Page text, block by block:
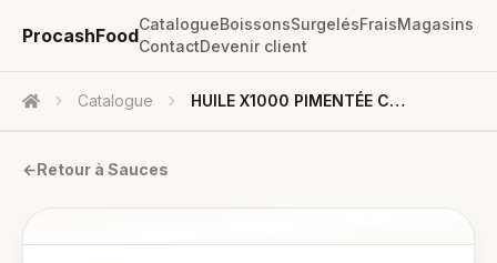
ProcashFood
CatalogueBoissonsSurgelésFraisMagasins
ContactDevenir client
Accueil Catalogue HUILE X1000 PIMENTÉE Colona Stick 16/pl
←Retour à Sauces